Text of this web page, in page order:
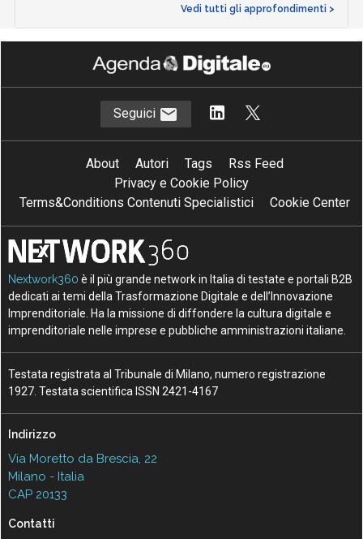
Vedi tutti gli approfondimenti >
Seguici
About Autori Tags
Rss Feed
Privacy e Cookie Policy
Terms&Conditions Contenuti Specialistici
Cookie Center
Nextwork360 è il più grande network in Italia di testate e portali B2B
dedicati ai temi della Trasformazione Digitale e dell’Innovazione
Imprenditoriale. Ha la missione di diffondere la cultura digitale e
imprenditoriale nelle imprese e pubbliche amministrazioni italiane.
Testata registrata al Tribunale di Milano, numero registrazione
1927. Testata scientifica ISSN 2421-4167
Indirizzo
Via Moretto da Brescia, 22
Milano - Italia
CAP 20133
Contatti